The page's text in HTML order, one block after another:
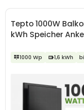
Tepto 1000W
kWh Speicher
1000 Wp 1,6 kWh